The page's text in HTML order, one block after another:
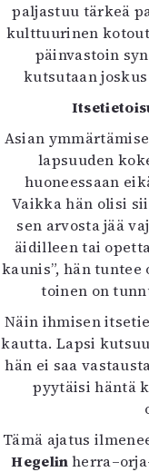
paljastuu tärkeä
kulttuurinen
päinvastoin
kutsutaan
Asian
lapsuuden
huoneessaan
Vaikka hän olisi
sen arvosta jää
äidilleen tai
kaunis”, hän
toinen on
Näin ihmisen
kautta. Lapsi
hän ei saa
pyytäisi häntä
Tämä ajatus
Hegelin